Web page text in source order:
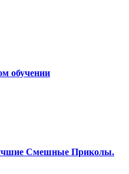
обучении
Смешные Приколы.